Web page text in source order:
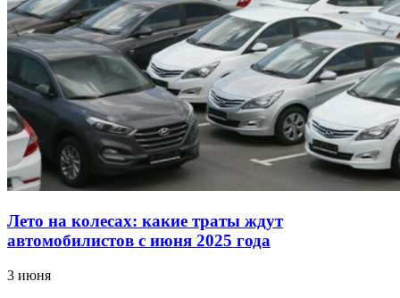
Лето на колесах: какие траты ждут
автомобилистов с июня 2025 года
3 июня